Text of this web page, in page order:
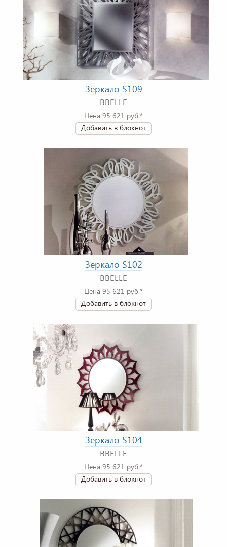
Зеркало S109
BBELLE
Цена 95 621 руб.*
Добавить в блокнот
Зеркало S102
BBELLE
Цена 95 621 руб.*
Добавить в блокнот
Зеркало S104
BBELLE
Цена 95 621 руб.*
Добавить в блокнот